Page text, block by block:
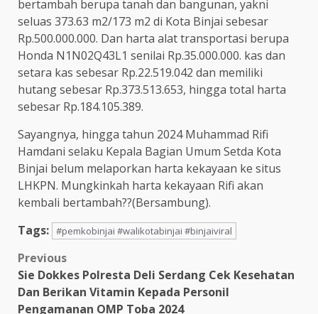
bertambah berupa tanah dan bangunan, yakni
seluas 373.63 m2/173 m2 di Kota Binjai sebesar
Rp.500.000.000. Dan harta alat transportasi berupa
Honda N1N02Q43L1 senilai Rp.35.000.000. kas dan
setara kas sebesar Rp.22.519.042 dan memiliki
hutang sebesar Rp.373.513.653, hingga total harta
sebesar Rp.184.105.389.
Sayangnya, hingga tahun 2024 Muhammad Rifi
Hamdani selaku Kepala Bagian Umum Setda Kota
Binjai belum melaporkan harta kekayaan ke situs
LHKPN. Mungkinkah harta kekayaan Rifi akan
kembali bertambah??(Bersambung).
Tags: #pemkobinjai #walikotabinjai #binjaiviral
Post
navigation
Previous
Sie Dokkes Polresta Deli Serdang Cek Kesehatan
Dan Berikan Vitamin Kepada Personil
Pengamanan OMP Toba 2024